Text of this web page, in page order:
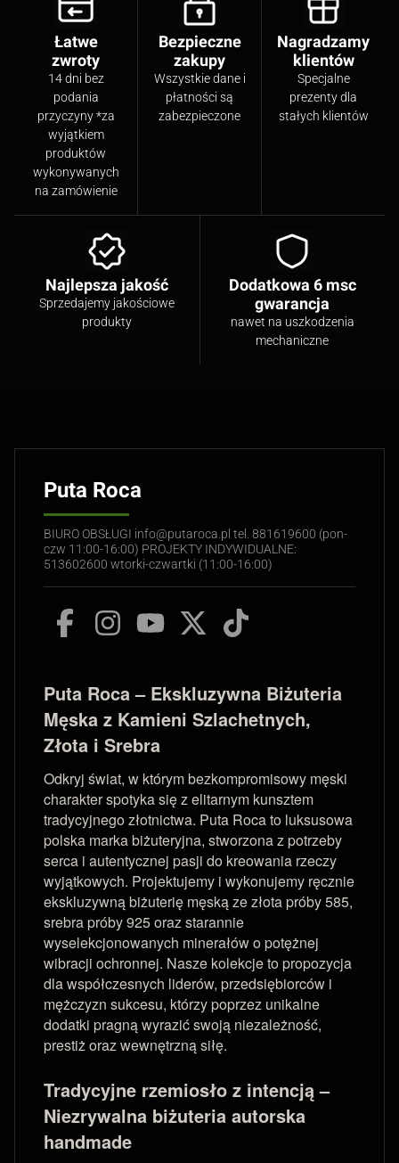
Łatwe
zwroty
14 dni bez
podania
przyczyny *za
wyjątkiem
produktów
wykonywanych
na zamówienie
Bezpieczne
zakupy
Wszystkie dane i
płatności są
zabezpieczone
Nagradzamy
klientów
Specjalne
prezenty dla
stałych klientów
Najlepsza jakość
Sprzedajemy jakościowe
produkty
Dodatkowa 6 msc
gwarancja
nawet na uszkodzenia
mechaniczne
Puta Roca
BIURO OBSŁUGI info@putaroca.pl tel. 881619600 (pon-
czw 11:00-16:00) PROJEKTY INDYWIDUALNE:
513602600 wtorki-czwartki (11:00-16:00)
Puta Roca – Ekskluzywna Biżuteria
Męska z Kamieni Szlachetnych,
Złota i Srebra
Odkryj świat, w którym bezkompromisowy męski
charakter spotyka się z elitarnym kunsztem
tradycyjnego złotnictwa. Puta Roca to luksusowa
polska marka biżuteryjna, stworzona z potrzeby
serca i autentycznej pasji do kreowania rzeczy
wyjątkowych. Projektujemy i wykonujemy ręcznie
ekskluzywną biżuterię męską ze złota próby 585,
srebra próby 925 oraz starannie
wyselekcjonowanych minerałów o potężnej
wibracji ochronnej. Nasze kolekcje to propozycja
dla współczesnych liderów, przedsiębiorców i
mężczyzn sukcesu, którzy poprzez unikalne
dodatki pragną wyrazić swoją niezależność,
prestiż oraz wewnętrzną siłę.
Tradycyjne rzemiosło z intencją –
Niezrywalna biżuteria autorska
handmade